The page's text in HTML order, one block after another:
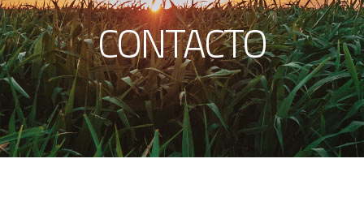
CONTACTO